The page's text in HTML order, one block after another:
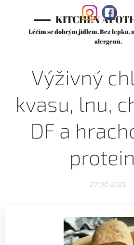
KITCHEN
Léčím se dobrým jídlem. Bez lepku,
alergenů.
Výživný
kvasu, lnu,
DF a
27.06.2021